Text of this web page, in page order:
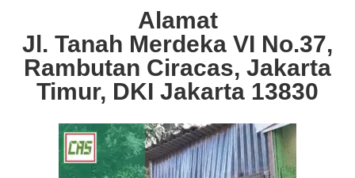
Alamat
Jl. Tanah Merdeka VI No.37,
Rambutan Ciracas, Jakarta
Timur, DKI Jakarta 13830